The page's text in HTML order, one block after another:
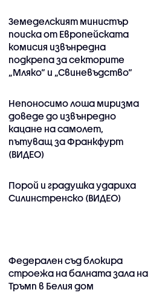
Земеделският министър
поиска от Европейската
комисия извънредна
подкрепа за секторите
„Мляко“ и „Свиневъдство“
Непоносимо лоша миризма
доведе до извънредно
кацане на самолет,
пътуващ за Франкфурт
(ВИДЕО)
Порой и градушка удариха
Силинстренско (ВИДЕО)
Федерален съд блокира
строежа на балната зала на
Тръмп в Белия дом